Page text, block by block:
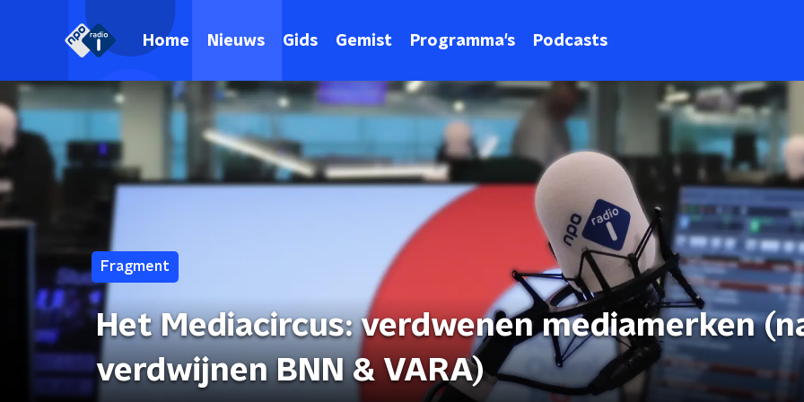
Home Nieuws Gids Gemist Programma's Podcasts
Fragment
Het Mediacircus: verdwenen mediamerken
verdwijnen BNN & VARA)